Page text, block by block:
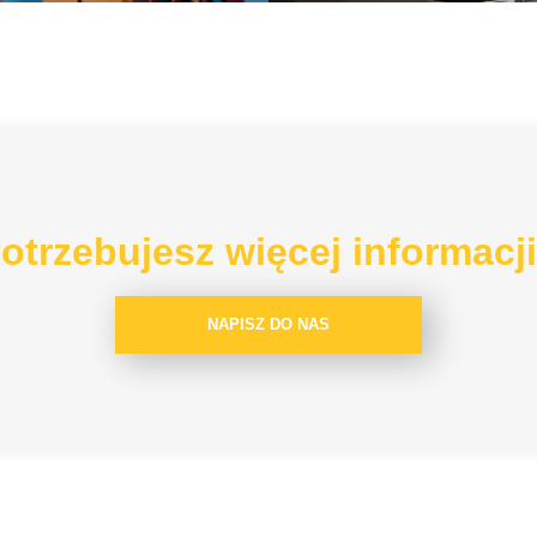
więcej
NAPISZ DO NAS